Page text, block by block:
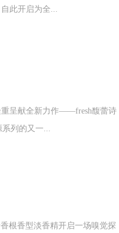
此开启为全...
呈献全新力作——fresh馥蕾诗
列的又一...
香型淡香精开启一场嗅觉探